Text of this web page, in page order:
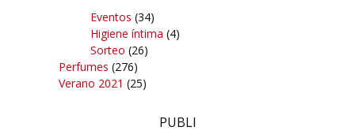
Eventos (34)
Higiene íntima (4)
Sorteo (26)
Perfumes (276)
Verano 2021 (25)
PUBLI